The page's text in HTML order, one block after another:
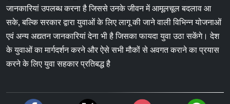
जानकारियां उपलब्ध करना है जिससे उनके जीवन में आमूलचूल बदलाव आ
सके, बल्कि सरकार द्वारा युवाओं के लिए लागू की जाने वाली विभिन्न योजनाओं
एवं अन्य अद्यतन जानकारियां देना भी है जिसका फायदा युवा उठा सकेंगे। देश
के युवाओं का मार्गदर्शन करने और ऐसे सभी मौकों से अवगत कराने का प्रयास
करने के लिए युवा सहकार प्रतिबद्ध है